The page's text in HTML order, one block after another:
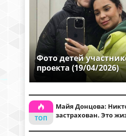
Фото детей
проекта (19/04/2026)
Майя Донцова:
застрахован. Это